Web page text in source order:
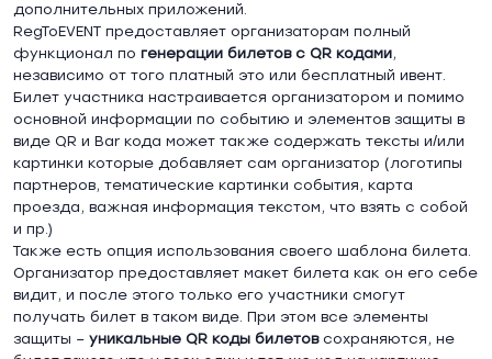
дополнительных приложений.
RegToEVENT предоставляет организаторам полный
функционал по генерации билетов с QR кодами,
независимо от того платный это или бесплатный ивент.
Билет участника настраивается организатором и помимо
основной информации по событию и элементов защиты в
виде QR и Bar кода может также содержать тексты и/или
картинки которые добавляет сам организатор (логотипы
партнеров, тематические картинки события, карта
проезда, важная информация текстом, что взять с собой
и пр.)
Также есть опция использования своего шаблона билета.
Организатор предоставляет макет билета как он его себе
видит, и после этого только его участники смогут
получать билет в таком виде. При этом все элементы
защиты – уникальные QR коды билетовсохраняются, не